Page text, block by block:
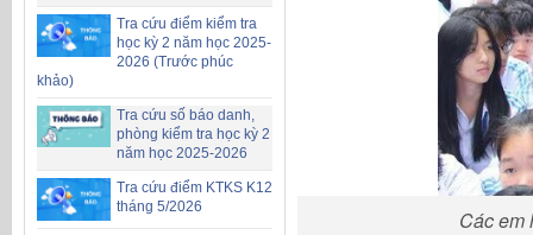
Tra cứu điểm kiểm tra
học kỳ 2 năm học 2025-
2026 (Trước phúc
khảo)
Tra cứu số báo danh,
phòng kiểm tra học kỳ 2
năm học 2025-2026
Tra cứu điểm KTKS K12
tháng 5/2026
Các em